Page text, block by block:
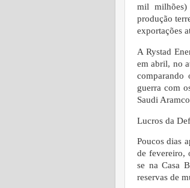
mil milhões)
produção
exportações
A Rystad
em abril, no
comparando
guerra com
Saudi
Lucros da
Poucos dias
de fevereiro,
se na Casa
reservas de